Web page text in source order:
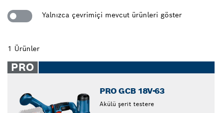
Yalnızca çevrimiçi mevcut ürünleri göster
1 Ürünler
PRO
PRO GCB 18V-63
Akülü şerit testere